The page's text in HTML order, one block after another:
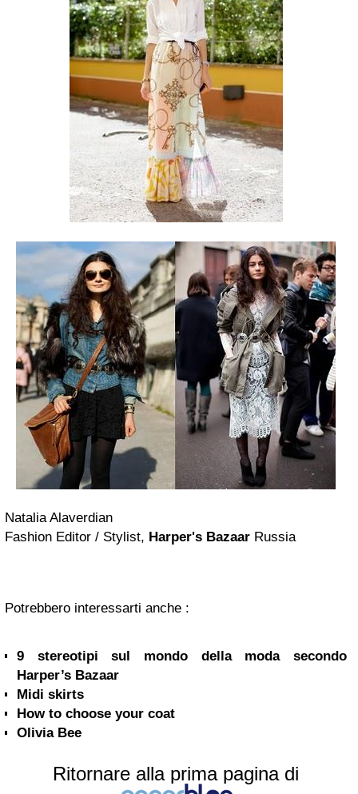
Natalia Alaverdian
Fashion Editor / Stylist, Harper's Bazaar Russia
Potrebbero interessarti anche :
9 stereotipi sul mondo della moda secondo
Harper’s Bazaar
Midi skirts
How to choose your coat
Olivia Bee
Ritornare alla prima pagina di